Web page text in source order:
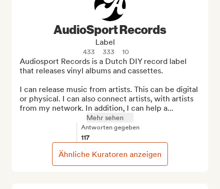
AudioSport Records
Label
433 333 10
Audiosport Records is a Dutch DIY record label
that releases vinyl albums and cassettes.
I can release music from artists. This can be digital
or physical. I can also connect artists, with artists
from my network. In addition, I can help a...
Mehr sehen
Antworten gegeben
117
Ähnliche Kuratoren anzeigen